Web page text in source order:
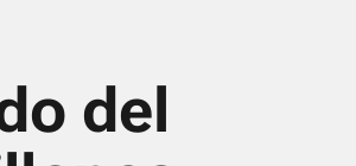
del